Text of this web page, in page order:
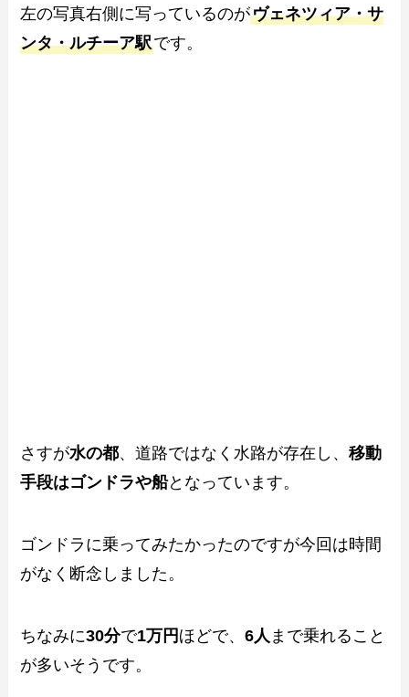
左の写真右側に写っているのがヴェネツィア・サ
ンタ・ルチーア駅です。
さすが水の都、道路ではなく水路が存在し、移動
手段はゴンドラや船となっています。
ゴンドラに乗ってみたかったのですが今回は時間
がなく断念しました。
ちなみに30分で1万円 ほどで、6人 まで乗れること
が多いそうです。